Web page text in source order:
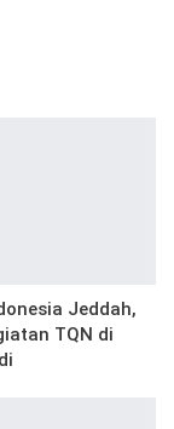
Jeddah,
TQN di